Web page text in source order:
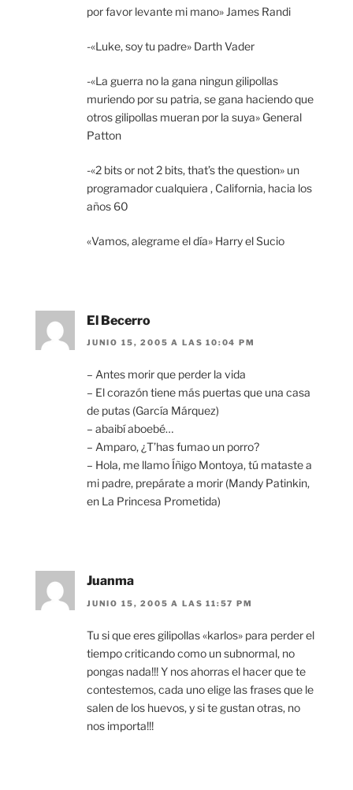
por favor levante mi mano» James Randi
-«Luke, soy tu padre» Darth Vader
-«La guerra no la gana ningun gilipollas
muriendo por su patria, se gana haciendo que
otros gilipollas mueran por la suya» General
Patton
-«2 bits or not 2 bits, that’s the question» un
programador cualquiera , California, hacia los
años 60
«Vamos, alegrame el día» Harry el Sucio
El Becerro
JUNIO 15, 2005 A LAS 10:04 PM
– Antes morir que perder la vida
– El corazón tiene más puertas que una casa
de putas (García Márquez)
– abaibí aboebé…
– Amparo, ¿T’has fumao un porro?
– Hola, me llamo Íñigo Montoya, tú mataste a
mi padre, prepárate a morir (Mandy Patinkin,
en La Princesa Prometida)
Juanma
JUNIO 15, 2005 A LAS 11:57 PM
Tu si que eres gilipollas «karlos» para perder el
tiempo criticando como un subnormal, no
pongas nada!!! Y nos ahorras el hacer que te
contestemos, cada uno elige las frases que le
salen de los huevos, y si te gustan otras, no
nos importa!!!